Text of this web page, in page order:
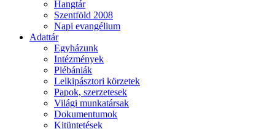
Hangtár
Szentföld 2008
Napi evangélium
Adattár
Egyházunk
Intézmények
Plébániák
Lelkipásztori körzetek
Papok, szerzetesek
Világi munkatársak
Dokumentumok
Kitüntetések